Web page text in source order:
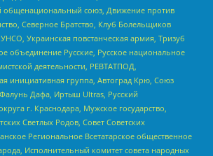
общенациональный союз, Движение против
Северное Братство, Клуб Болельщиков
Украинская повстанческая армия, Тризуб
объединение Русские, Русское национальное
деятельности, РЕВТАТПОД,
инициативная группа, Автоград Крю, Союз
Фалунь Дафа, Иртыш Ultras, Русский
г. Краснодара, Мужское государство,
Светлых Родов, Совет Советских
Региональное Всетатарское общественное
Исполнительный комитет совета народных